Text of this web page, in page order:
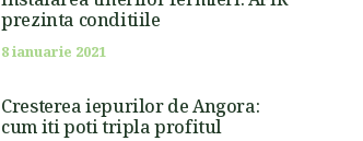
prezinta conditiile
8 ianuarie 2021
Cresterea iepurilor de Angora:
cum iti poti tripla profitul